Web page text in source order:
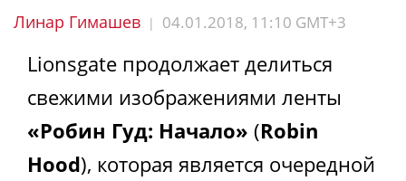
Линар Гимашев | 04.01.2018, 11:10 GMT+3
Lionsgate продолжает делиться
свежими изображениями ленты
«Робин Гуд: Начало» (Robin
Hood), которая является очередной